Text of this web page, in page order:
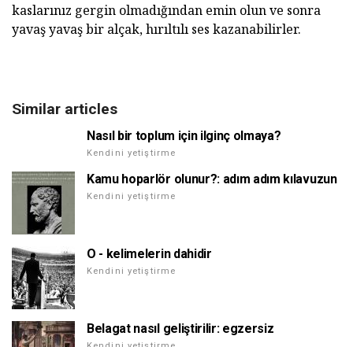
kaslarınız gergin olmadığından emin olun ve sonra
yavaş yavaş bir alçak, hırıltılı ses kazanabilirler.
Similar articles
Nasıl bir toplum için ilginç olmaya?
Kendini yetiştirme
Kamu hoparlör olunur?: adım adım kılavuzun
Kendini yetiştirme
O - kelimelerin dahidir
Kendini yetiştirme
Belagat nasıl geliştirilir: egzersiz